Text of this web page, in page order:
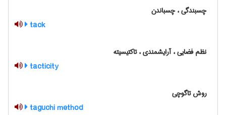
چسبندگی ، چسباندن
tack
نظم فضایی ، آرایشمندی ، تاکتیسیته
tacticity
روش تاگوچی
taguchi method